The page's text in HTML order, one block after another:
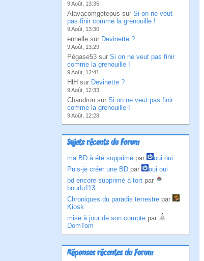
9 Août, 13:35
Alavacomgetepus sur Si on ne veut
pas finir comme la grenouille !
9 Août, 13:30
ennelle sur Devinette ?
9 Août, 13:29
Pégase53 sur Si on ne veut pas finir
comme la grenouille !
9 Août, 12:41
HlH sur Devinette ?
9 Août, 12:33
Chaudron sur Si on ne veut pas finir
comme la grenouille !
9 Août, 12:28
Sujets récents du Forum
ma BD à été supprimé par
oui oui
Puis-je créer une BD par
oui oui
bd encore supprimé à tort par
boudu113
Chroniques du paradis terrestre par
Kiosk
mise à jour de son compte par
DomTom
Réponses récentes du Forum